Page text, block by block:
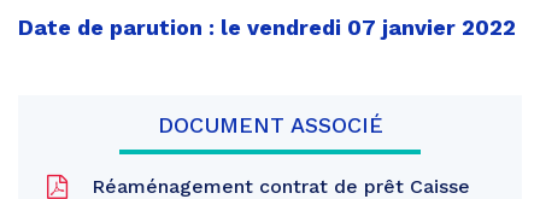
Date de parution : le vendredi 07 janvier 2022
DOCUMENT ASSOCIÉ
Réaménagement contrat de prêt Caisse